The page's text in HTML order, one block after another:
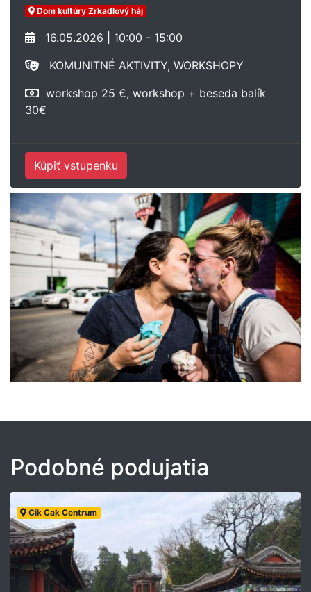
Dom kultúry Zrkadlový háj
16.05.2026 | 10:00 - 15:00
KOMUNITNÉ AKTIVITY, WORKSHOPY
workshop 25 €, workshop + beseda balík
30€
Kúpiť vstupenku
Podobné podujatia
Cik Cak Centrum